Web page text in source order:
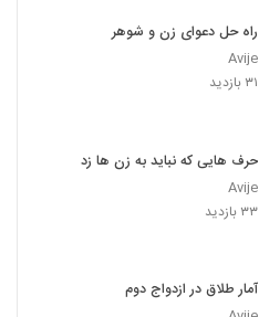
راه حل دعوای زن و شوهر
Avije
۳۱ بازدید
حرف هایی که نباید به زن ها زد
Avije
۳۳ بازدید
آمار طلاق در ازدواج دوم